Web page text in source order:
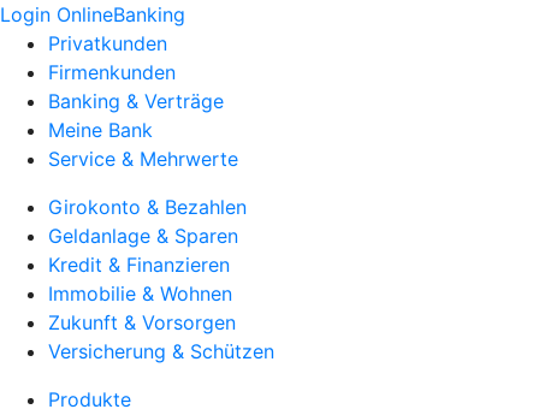
Login OnlineBanking
Privatkunden
Firmenkunden
Banking & Verträge
Meine Bank
Service & Mehrwerte
Girokonto & Bezahlen
Geldanlage & Sparen
Kredit & Finanzieren
Immobilie & Wohnen
Zukunft & Vorsorgen
Versicherung & Schützen
Produkte